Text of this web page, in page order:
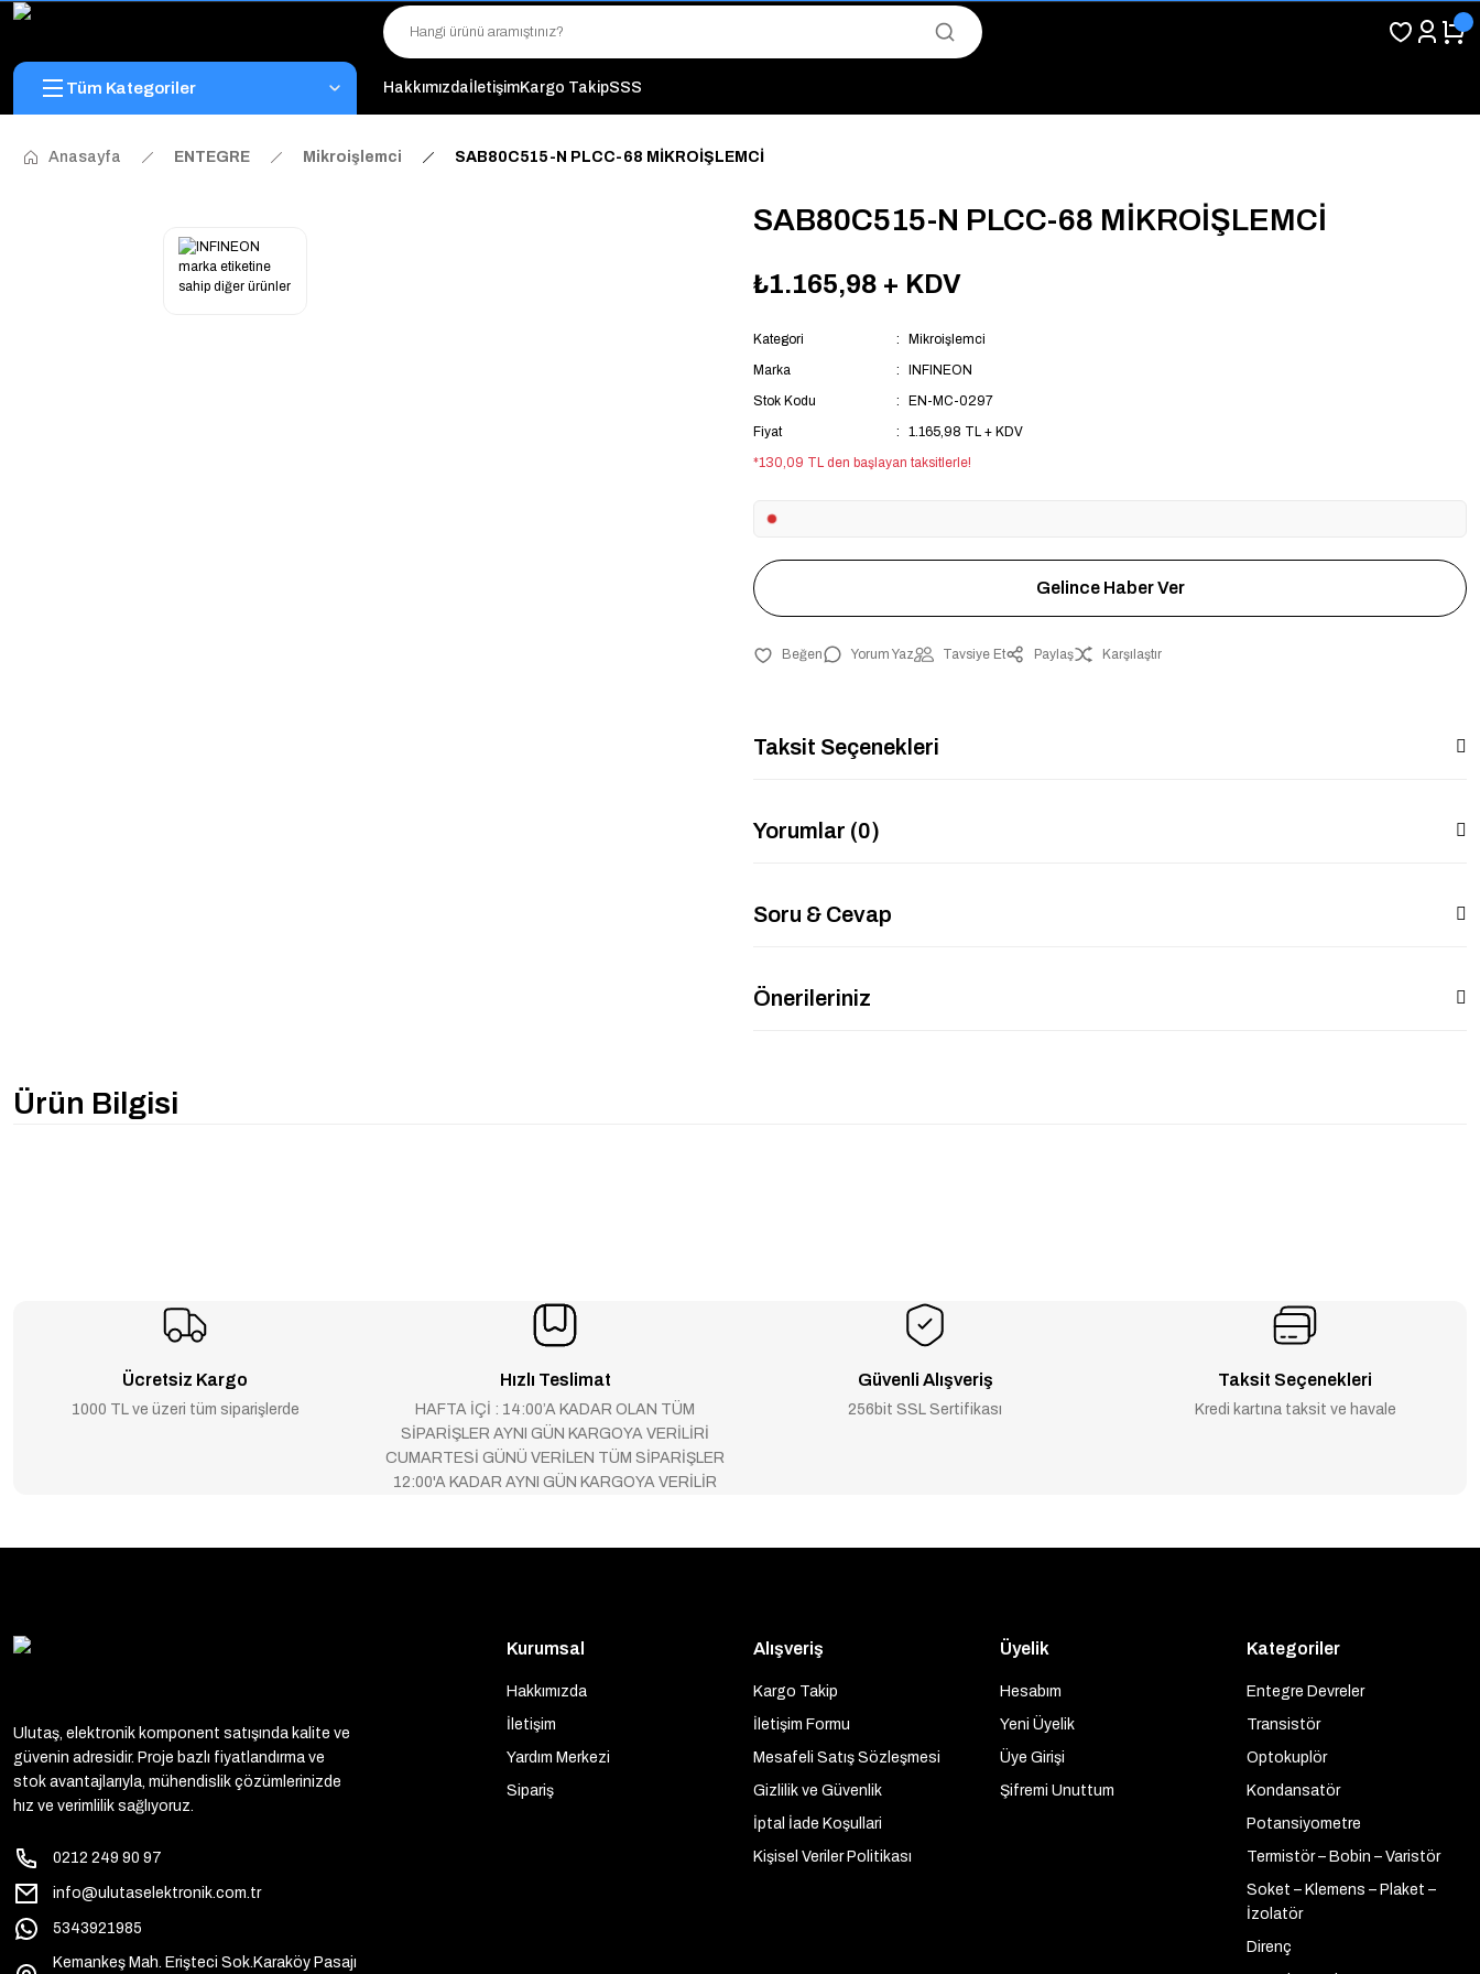
"Saat 14:00'a Kadar Verilen Siparişlerde Aynı Gün Kargo Avantajı!
"Binlerce Ürün Çeşitliliği ile Stoktan Hemen Teslim."
"Toptan Fiyatına Perakende Satış Avantajını Kaçırmayın!"
"Üyelere Özel: Stok Önceliği ve Proje Fiyatları."
Tüm Kategoriler HakkımızdaİletişimKargo TakipSSS
Anasayfa ENTEGRE Mikroişlemci SAB80C515-N PLCC-68 MİKROİŞLEMCİ
SAB80C515-N PLCC-68 MİKROİŞLEMCİ
₺1.165,98 + KDV
Kategori
Mikroişlemci
Marka
INFINEON
Stok Kodu
EN-MC-0297
Fiyat
1.165,98 TL + KDV
*130,09 TL den başlayan taksitlerle!
Gelince Haber Ver
Yorum Yaz Tavsiye Et Paylaş Karşılaştır
Taksit Seçenekleri
Yorumlar (0)
Soru & Cevap
Önerileriniz
Ürün Bilgisi
Ücretsiz Kargo
1000 TL ve üzeri tüm siparişlerde
Hızlı Teslimat
HAFTA İÇİ : 14:00’A KADAR OLAN TÜM
SİPARİŞLER AYNI GÜN KARGOYA VERİLİRİ
CUMARTESİ GÜNÜ VERİLEN TÜM SİPARİŞLER
12:00'A KADAR AYNI GÜN KARGOYA VERİLİR
Güvenli Alışveriş
256bit SSL Sertifikası
Taksit Seçenekleri
Kredi kartına taksit ve havale
Ulutaş, elektronik komponent satışında kalite ve
güvenin adresidir. Proje bazlı fiyatlandırma ve
stok avantajlarıyla, mühendislik çözümlerinizde
hız ve verimlilik sağlıyoruz.
0212 249 90 97
info@ulutaselektronik.com.tr
5343921985
Kemankeş Mah. Erişteci Sok.Karaköy Pasajı
Kurumsal
Hakkımızda
İletişim
Yardım Merkezi
Sipariş
Alışveriş
Kargo Takip
İletişim Formu
Mesafeli Satış Sözleşmesi
Gizlilik ve Güvenlik
İptal İade Koşullari
Kişisel Veriler Politikası
Üyelik
Hesabım
Yeni Üyelik
Üye Girişi
Şifremi Unuttum
Kategoriler
Entegre Devreler
Transistör
Optokuplör
Kondansatör
Potansiyometre
Termistör – Bobin – Varistör
Soket – Klemens – Plaket –
İzolatör
Direnç